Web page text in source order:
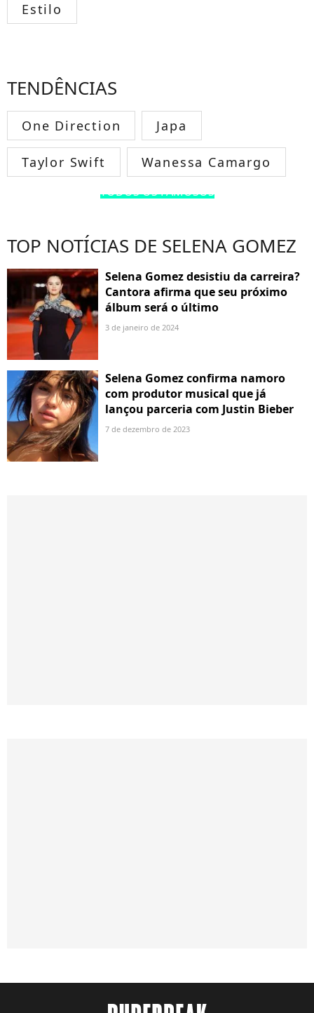
Estilo
TENDÊNCIAS
One Direction Japa
Taylor Swift Wanessa Camargo
TODOS OS FAMOSOS
TOP NOTÍCIAS DE SELENA GOMEZ
Selena Gomez desistiu da carreira?
Cantora afirma que seu próximo
álbum será o último
3 de janeiro de 2024
Selena Gomez confirma namoro
com produtor musical que já
lançou parceria com Justin Bieber
7 de dezembro de 2023